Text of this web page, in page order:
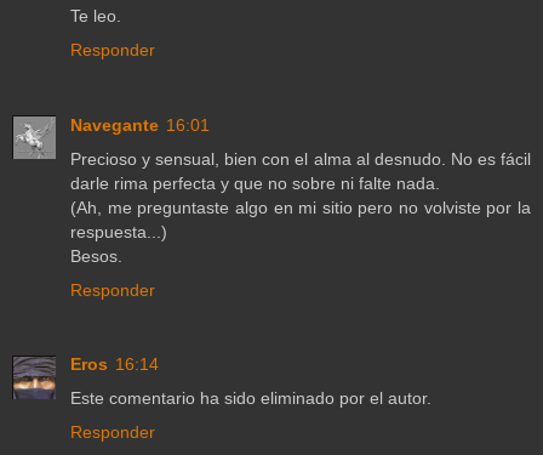
Te leo.
Responder
Navegante 16:01
Precioso y sensual, bien con el alma al desnudo. No es fácil
darle rima perfecta y que no sobre ni falte nada.
(Ah, me preguntaste algo en mi sitio pero no volviste por la
respuesta...)
Besos.
Responder
Eros 16:14
Este comentario ha sido eliminado por el autor.
Responder